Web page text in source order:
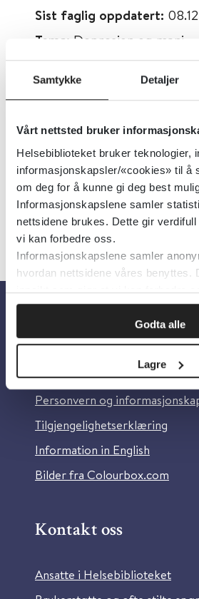
Samtykke Detaljer
Vårt nettsted bruker
Helsebiblioteket bruker teknologier,
informasjonskapsler/«cookies» til å
om deg for å kunne gi deg best
Informasjonskapslene samler
nettsidene brukes. Dette gir
vi kan forbedre oss.
Informasjonskapslene samler
hvordan nettsidene våres benyttes.
innsikt som gjør at vi kan forbedre
Godta alle
Lagre
Sist faglig oppdatert:
Tema: Depresjon og mani
Emner:Legemidler,
Depresjon og mani
Utgiver: Cochrane Library
Språk:Engelsk
Om Helsebiblioteket
Personvern og
Tilgjengelighetserklæring
Information in English
Bilder fra Colourbox.com
Kontakt oss
Ansatte i Helsebiblioteket